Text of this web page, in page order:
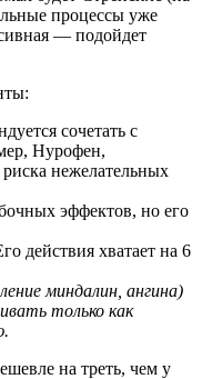
процессы уже
— подойдет
сочетать с
Нурофен,
нежелательных
эффектов, но его
действия хватает на 6
миндалин, ангина)
только как
на треть, чем у